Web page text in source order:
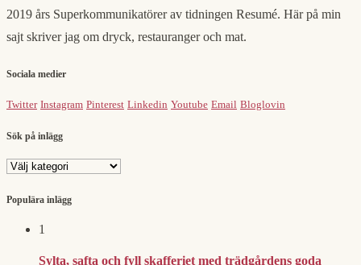
2019 års Superkommunikatörer av tidningen Resumé. Här på min
sajt skriver jag om dryck, restauranger och mat.
Sociala medier
Twitter Instagram Pinterest Linkedin Youtube Email Bloglovin
Sök på inlägg
Sök
inlägg
Populära inlägg
1
Sylta, safta och fyll skafferiet med trädgårdens goda